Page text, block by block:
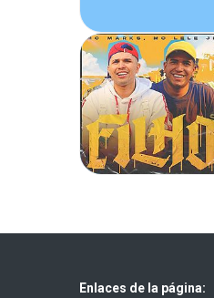
Enlaces de la página: